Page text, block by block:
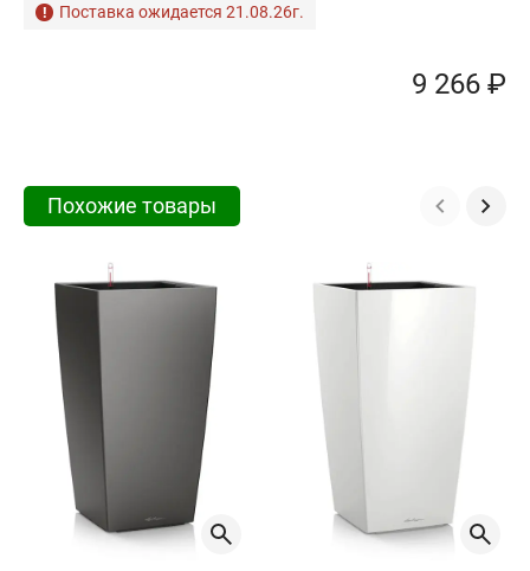
Поставка ожидается 21.08.26г.
9 266 ₽
Похожие товары